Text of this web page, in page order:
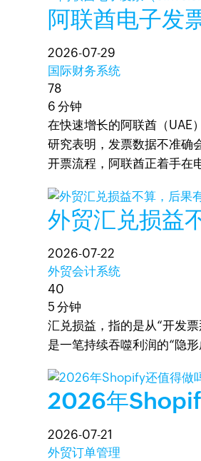
阿联酋电子发
2026-07-29
国际财务系统
78
6 分钟
在快速增长的阿联酋（UAE
研究表明，发票数据不准确
开票流程，阿联酋正着手在
外贸汇兑损益
2026-07-22
外贸会计系统
40
5 分钟
汇兑损益，指的是从“开发
是一笔持续吞噬利润的“隐形
2026年
2026-07-21
外贸订单管理